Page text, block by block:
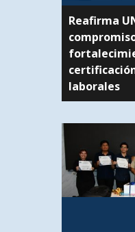
Reafirma
laborales